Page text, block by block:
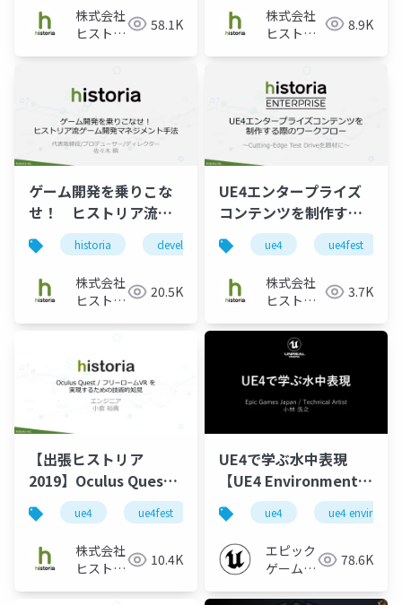
株式会社
ヒストリ
58.1K
株式会社
ヒストリ
8.9K
ゲーム開発を乗りこな
せ！ ヒストリア流ゲ
ーム開発マネジメント
手法
historia development management
株式会社
ヒストリ
20.5K
UE4エンタープライズ
コンテンツを制作する
際のワークフロー ～
Cutting-Edge Test
Driveを題材に～
ue4 ue4fest
株式会社
ヒストリ
3.7K
【出張ヒストリア
2019】Oculus Quest
フリーロームVRを実現
するための技術的知見
ue4 ue4fest unreal engine unrealfest
株式会社
ヒストリ
10.4K
UE4で学ぶ水中表現
【UE4 Environment
Art Dive 2019】
ue4 ue4
エピック
ゲームズ
78.6K